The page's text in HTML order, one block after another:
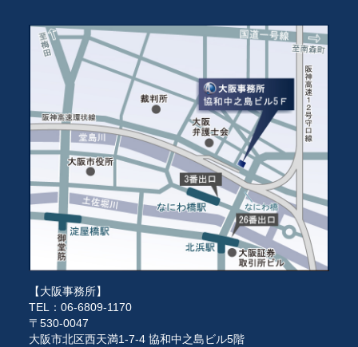
【大阪事務所】
TEL：06-6809-1170
〒530-0047
大阪市北区西天満1-7-4 協和中之島ビル5階